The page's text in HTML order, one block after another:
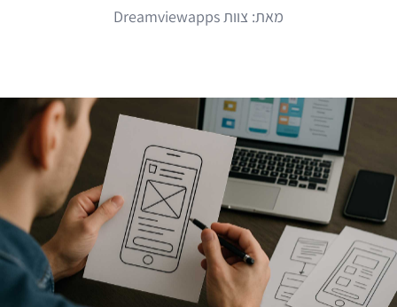
מאת: צוות Dreamviewapps